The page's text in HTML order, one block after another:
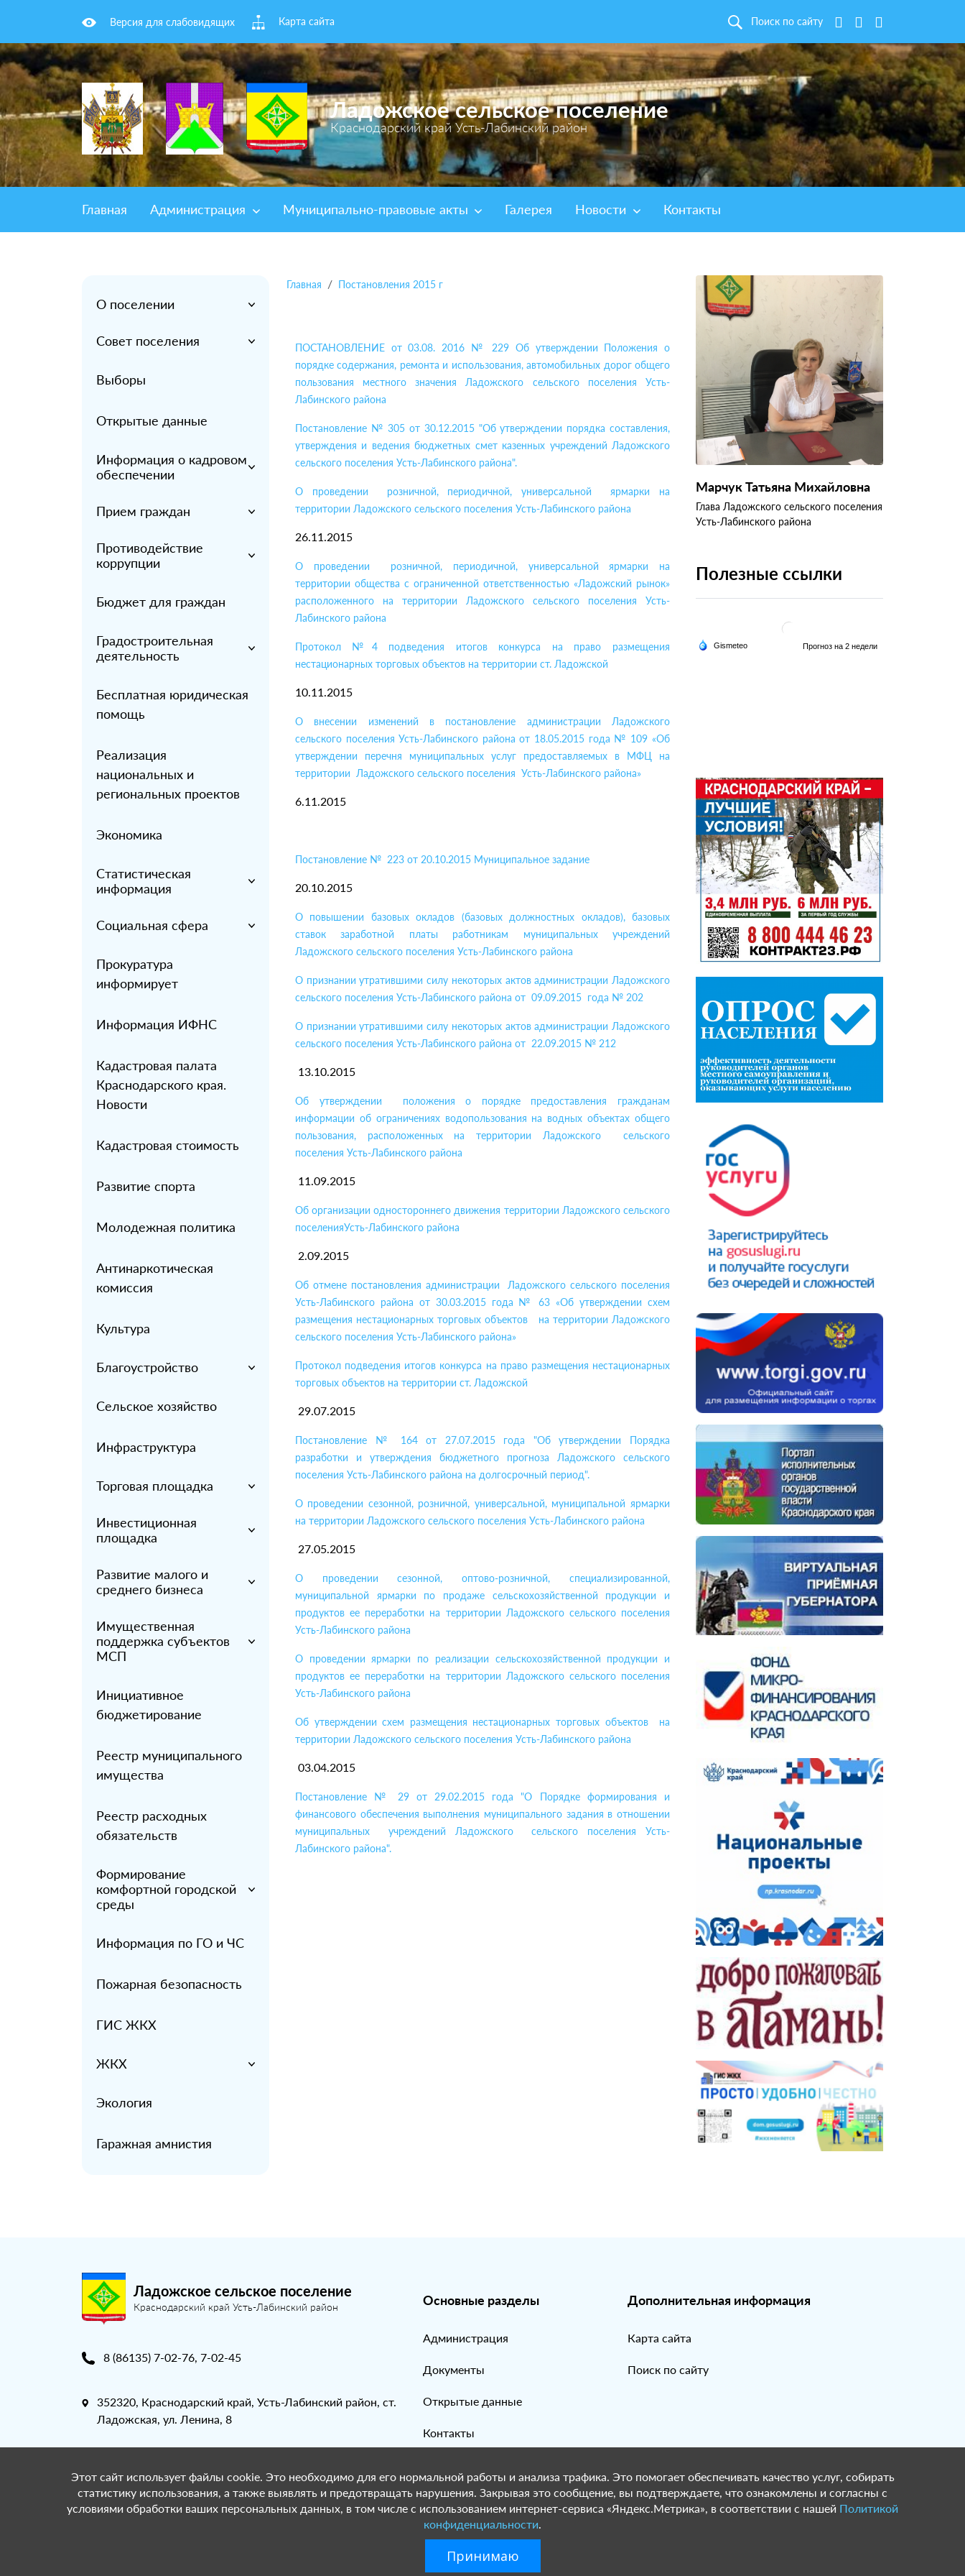
Версия для слабовидящих Карта сайта Поиск по сайту
Ладожское сельское поселение
Краснодарский край Усть-Лабинский район
Главная Администрация Муниципально-правовые акты Галерея Новости Контакты
О поселении
Совет поселения
Выборы
Открытые данные
Информация о кадровом
обеспечении
Прием граждан
Противодействие
коррупции
Бюджет для граждан
Градостроительная
деятельность
Бесплатная юридическая
помощь
Реализация
национальных и
региональных проектов
Экономика
Статистическая
информация
Социальная сфера
Прокуратура
информирует
Информация ИФНС
Кадастровая палата
Краснодарского края.
Новости
Кадастровая стоимость
Развитие спорта
Молодежная политика
Антинаркотическая
комиссия
Культура
Благоустройство
Сельское хозяйство
Инфраструктура
Торговая площадка
Инвестиционная
площадка
Развитие малого и
среднего бизнеса
Имущественная
поддержка субъектов
МСП
Инициативное
бюджетирование
Реестр муниципального
имущества
Реестр расходных
обязательств
Формирование
комфортной городской
среды
Информация по ГО и ЧС
Пожарная безопасность
ГИС ЖКХ
ЖКХ
Экология
Гаражная амнистия
Главная Постановления 2015 г
ПОСТАНОВЛЕНИЕ от 03.08. 2016 № 229 Об утверждении Положения о
порядке содержания, ремонта и использования, автомобильных дорог общего
пользования местного значения Ладожского сельского поселения Усть-
Лабинского района
Постановление № 305 от 30.12.2015 "Об утверждении порядка составления,
утверждения и ведения бюджетных смет казенных учреждений Ладожского
сельского поселения Усть-Лабинского района".
О проведении розничной, периодичной, универсальной ярмарки на
территории Ладожского сельского поселения Усть-Лабинского района
26.11.2015
О проведении розничной, периодичной, универсальной ярмарки на
территории общества с ограниченной ответственностью «Ладожский рынок»
расположенного на территории Ладожского сельского поселения Усть-
Лабинского района
Протокол №4 подведения итогов конкурса на право размещения
нестационарных торговых объектов на территории ст. Ладожской
10.11.2015
О внесении изменений в постановление администрации Ладожского
сельского поселения Усть-Лабинского района от 18.05.2015 года № 109 «Об
утверждении перечня муниципальных услуг предоставляемых в МФЦ на
территории Ладожского сельского поселения Усть-Лабинского района»
6.11.2015
Постановление № 223 от 20.10.2015 Муниципальное задание
20.10.2015
О повышении базовых окладов (базовых должностных окладов), базовых
ставок заработной платы работникам муниципальных учреждений
Ладожского сельского поселения Усть-Лабинского района
О признании утратившими силу некоторых актов администрации Ладожского
сельского поселения Усть-Лабинского района от 09.09.2015 года № 202
О признании утратившими силу некоторых актов администрации Ладожского
сельского поселения Усть-Лабинского района от 22.09.2015 № 212
13.10.2015
Об утверждении положения о порядке предоставления гражданам
информации об ограничениях водопользования на водных объектах общего
пользования, расположенных на территории Ладожского сельского
поселения Усть-Лабинского района
11.09.2015
Об организации одностороннего движения территории Ладожского сельского
поселенияУсть-Лабинского района
2.09.2015
Об отмене постановления администрации Ладожского сельского поселения
Усть-Лабинского района от 30.03.2015 года № 63 «Об утверждении схем
размещения нестационарных торговых объектов на территории Ладожского
сельского поселения Усть-Лабинского района»
Протокол подведения итогов конкурса на право размещения нестационарных
торговых объектов на территории ст. Ладожской
29.07.2015
Постановление № 164 от 27.07.2015 года "Об утверждении Порядка
разработки и утверждения бюджетного прогноза Ладожского сельского
поселения Усть-Лабинского района на долгосрочный период".
О проведении сезонной, розничной, универсальной, муниципальной ярмарки
на территории Ладожского сельского поселения Усть-Лабинского района
27.05.2015
О проведении сезонной, оптово-розничной, специализированной,
муниципальной ярмарки по продаже сельскохозяйственной продукции и
продуктов ее переработки на территории Ладожского сельского поселения
Усть-Лабинского района
О проведении ярмарки по реализации сельскохозяйственной продукции и
продуктов ее переработки на территории Ладожского сельского поселения
Усть-Лабинского района
Об утверждении схем размещения нестационарных торговых объектов на
территории Ладожского сельского поселения Усть-Лабинского района
03.04.2015
Постановление № 29 от 29.02.2015 года "О Порядке формирования и
финансового обеспечения выполнения муниципального задания в отношении
муниципальных учреждений Ладожского сельского поселения Усть-
Лабинского района".
Марчук Татьяна Михайловна
Глава Ладожского сельского поселения
Усть-Лабинского района
Полезные ссылки
Ладожское сельское поселение
Краснодарский край Усть-Лабинский район
8 (86135) 7-02-76, 7-02-45
352320, Краснодарский край, Усть-Лабинский район, ст.
Ладожская, ул. Ленина, 8
Основные разделы
Администрация
Документы
Открытые данные
Контакты
Дополнительная информация
Карта сайта
Поиск по сайту
© Ладожское сельское поселение Краснодарский край Усть-Лабинский район, 2022-2026.Разработка и
Этот сайт использует файлы cookie. Это необходимо для его нормальной работы и анализа трафика. Это помогает обеспечивать качество услуг, собирать
статистику использования, а также выявлять и предотвращать нарушения. Закрывая это сообщение, вы подтверждаете, что ознакомлены и согласны с
условиями обработки ваших персональных данных, в том числе с использованием интернет-сервиса «Яндекс.Метрика», в соответствии с нашей Политикой
конфиденциальности.
Принимаю